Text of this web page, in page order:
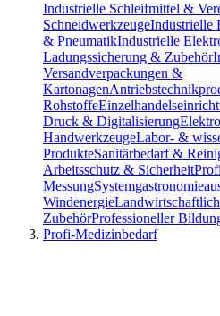
Industrielle Schleifmittel &
SchneidwerkzeugeIndustrielle
& PneumatikIndustrielle
Ladungssicherung & Zubehör
Versandverpackungen &
Kartonagen
Rohstoffe
Druck & Digitalisierung
HandwerkzeugeLabor- &
ProdukteSanitärbedarf &
Arbeitsschutz & Sicherheit
Messung
Windenergie
ZubehörProfessioneller
Profi-Medizinbedarf